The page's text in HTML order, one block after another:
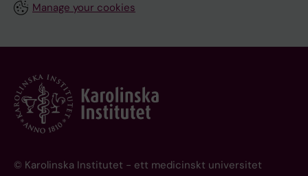
Manage your cookies
© Karolinska Institutet - ett medicinskt universitet